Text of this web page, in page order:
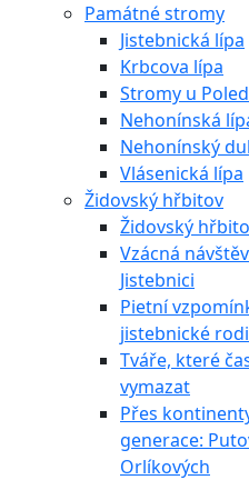
Památné stromy
Jistebnická lípa
Krbcova lípa
Stromy u
Nehonínská
Nehonínský
Vlásenická lípa
Židovský hřbitov
Židovský
Vzácná
Jistebnici
Pietní
jistebnické
Tváře, které
vymazat
Přes
generace:
Orlíkových